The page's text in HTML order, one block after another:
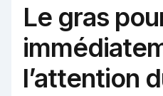
Le gras
l’attention